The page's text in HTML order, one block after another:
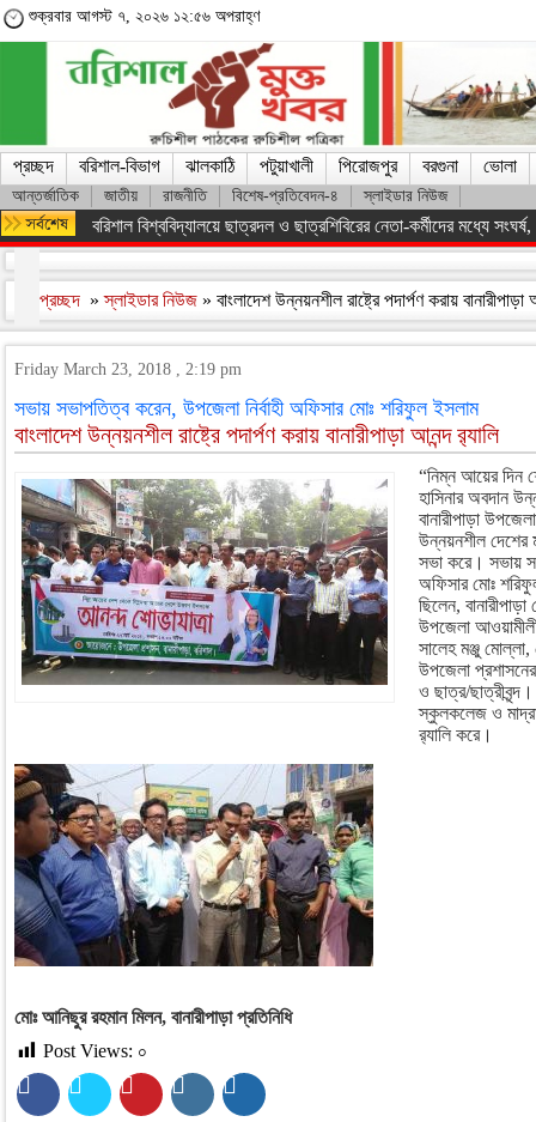
শুক্রবার আগস্ট ৭, ২০২৬ ১২:৫৬ অপরাহ্ণ
প্রচ্ছদ বরিশাল-বিভাগ ঝালকাঠি পটুয়াখালী পিরোজপুর বরগুনা ভোলা
আন্তর্জাতিক জাতীয় রাজনীতি বিশেষ-প্রতিবেদন-৪ স্লাইডার নিউজ
বরিশাল বিশ্ববিদ্যালয়ে ছাত্রদল ও ছাত্রশিবিরের নেতা-কর্মীদের মধ্যে সংঘর্ষ,
প্রচ্ছদ »স্লাইডার নিউজ » বাংলাদেশ উন্নয়নশীল রাষ্ট্রে পদার্পণ করায়
Friday March 23, 2018 , 2:19 pm
সভায় সভাপতিত্ব করেন, উপজেলা নির্বাহী অফিসার মোঃ শরিফুল ইসলাম
বাংলাদেশ উন্নয়নশীল রাষ্ট্রে পদার্পণ করায় বানারীপাড়া আনন্দ র‌্যালি
“নিম্ন আয়ের দিন
হাসিনার অবদান
বানারীপাড়া
উন্নয়নশীল দেশের
সভা করে। সভায়
অফিসার মোঃ
ছিলেন,
উপজেলা
সালেহ মঞ্জু
উপজেলা প্রশাসনের
ও ছাত্র/
স্কুলকলেজ ও
র‌্যালি করে।
মোঃ আনিছুর রহমান মিলন, বানারীপাড়া প্রতিনিধি
Post Views: ০